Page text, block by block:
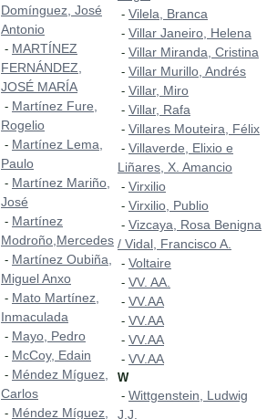
Domínguez, José
Antonio
- MARTÍNEZ
FERNÁNDEZ,
JOSÉ MARÍA
- Martínez Fure,
Rogelio
- Martínez Lema,
Paulo
- Martínez Mariño,
José
- Martínez
Modroño,Mercedes
- Martínez Oubiña,
Miguel Anxo
- Mato Martínez,
Inmaculada
- Mayo, Pedro
- McCoy, Edain
- Méndez Míguez,
Carlos
- Méndez Míguez,
- Vilela, Branca
- Villar Janeiro, Helena
- Villar Miranda, Cristina
- Villar Murillo, Andrés
- Villar, Miro
- Villar, Rafa
- Villares Mouteira, Félix
- Villaverde, Elixio e
Liñares, X. Amancio
- Virxilio
- Virxilio, Publio
- Vizcaya, Rosa Benigna
/ Vidal, Francisco A.
- Voltaire
- VV. AA.
- VV.AA
- VV.AA
- VV.AA
- VV.AA
W
- Wittgenstein, Ludwig
J.J.